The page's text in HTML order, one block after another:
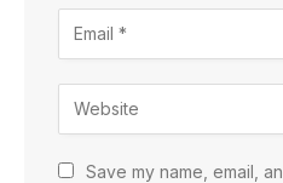
Save my name, email,